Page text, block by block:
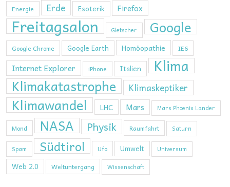
Energie
Erde Esoterik Firefox
Freitagsalon Gletscher Google
Google Chrome Google Earth Homöopathie IE6
Internet Explorer iPhone Italien Klima
Klimakatastrophe Klimaskeptiker
Klimawandel LHC Mars Mars Phoenix Lander
Mond NASA Physik Raumfahrt Saturn
Spam Südtirol Ufo Umwelt Universum
Web 2.0 Weltuntergang Wissenschaft